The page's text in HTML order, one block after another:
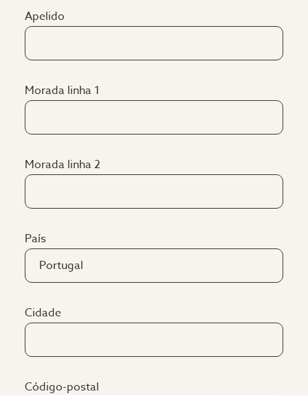
Apelido
Morada linha 1
Morada linha 2
País
Cidade
Código-postal